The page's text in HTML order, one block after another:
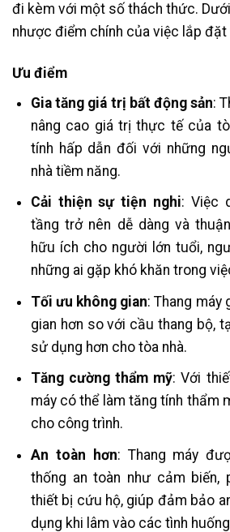
đi kèm với một số thách thức.
nhược điểm chính của việc lắp đặt
Ưu điểm
Gia tăng giá trị bất động sản:
nâng cao giá trị thực tế của
tính hấp dẫn đối với những
nhà tiềm năng.
Cải thiện sự tiện nghi: Việc
tầng trở nên dễ dàng và
hữu ích cho người lớn tuổi,
những ai gặp khó khăn trong
Tối ưu không gian: Thang máy
gian hơn so với cầu thang bộ,
sử dụng hơn cho tòa nhà.
Tăng cường thẩm mỹ: Với
máy có thể làm tăng tính thẩm
cho công trình.
An toàn hơn: Thang máy
thống an toàn như cảm biến,
thiết bị cứu hộ, giúp đảm bảo
dụng khi lâm vào các tình